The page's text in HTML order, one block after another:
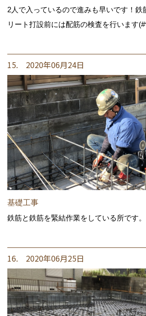
2人で入っているので進みも早いです！鉄
リート打設前には配筋の検査を行います
15. 2020年06月24日
基礎工事
鉄筋と鉄筋を緊結作業をしている所です。
16. 2020年06月25日